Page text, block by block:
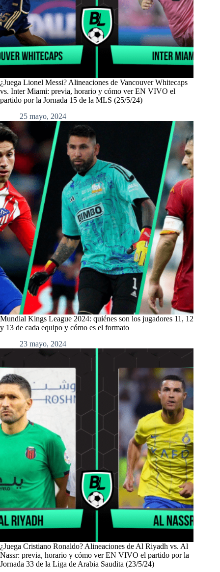
¿Juega Lionel Messi? Alineaciones de Vancouver Whitecaps
vs. Inter Miami: previa, horario y cómo ver EN VIVO el
partido por la Jornada 15 de la MLS (25/5/24)
25 mayo, 2024
Mundial Kings League 2024: quiénes son los jugadores 11, 12
y 13 de cada equipo y cómo es el formato
23 mayo, 2024
¿Juega Cristiano Ronaldo? Alineaciones de Al Riyadh vs. Al
Nassr: previa, horario y cómo ver EN VIVO el partido por la
Jornada 33 de la Liga de Arabia Saudita (23/5/24)